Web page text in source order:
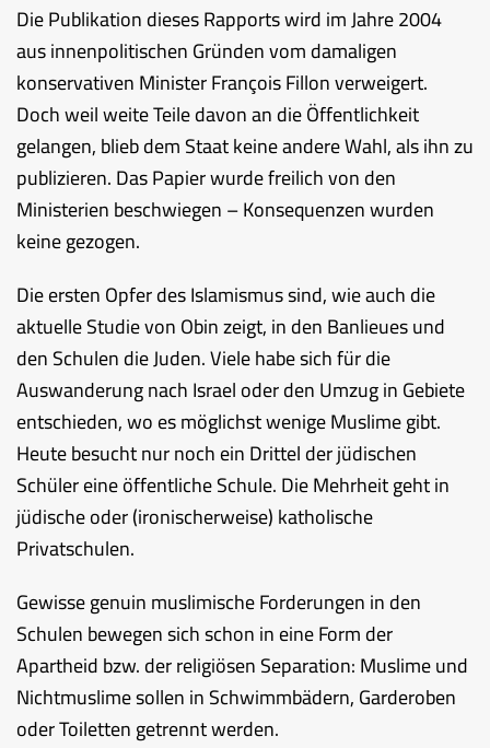
Die Publikation dieses Rapports wird im Jahre 2004
aus innenpolitischen Gründen vom damaligen
konservativen Minister François Fillon verweigert.
Doch weil weite Teile davon an die Öffentlichkeit
gelangen, blieb dem Staat keine andere Wahl, als ihn zu
publizieren. Das Papier wurde freilich von den
Ministerien beschwiegen – Konsequenzen wurden
keine gezogen.
Die ersten Opfer des Islamismus sind, wie auch die
aktuelle Studie von Obin zeigt, in den Banlieues und
den Schulen die Juden. Viele habe sich für die
Auswanderung nach Israel oder den Umzug in Gebiete
entschieden, wo es möglichst wenige Muslime gibt.
Heute besucht nur noch ein Drittel der jüdischen
Schüler eine öffentliche Schule. Die Mehrheit geht in
jüdische oder (ironischerweise) katholische
Privatschulen.
Gewisse genuin muslimische Forderungen in den
Schulen bewegen sich schon in eine Form der
Apartheid bzw. der religiösen Separation: Muslime und
Nichtmuslime sollen in Schwimmbädern, Garderoben
oder Toiletten getrennt werden.